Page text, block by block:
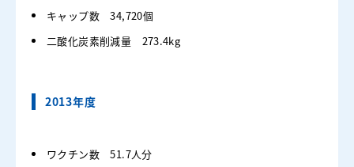
キャップ数 34,720個
二酸化炭素削減量 273.4kg
2013年度
ワクチン数 51.7人分